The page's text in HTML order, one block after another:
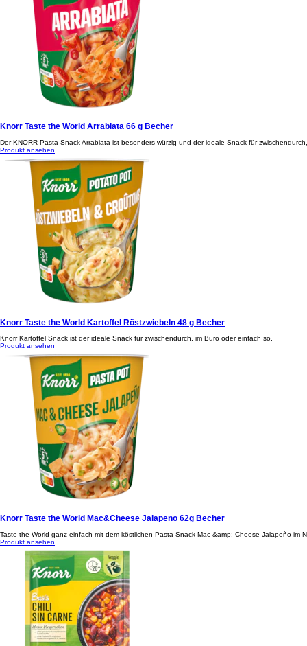
Knorr Taste the World Arrabiata 66 g Becher
Der KNORR Pasta Snack Arrabiata ist besonders würzig und der ideale Snack für
Produkt ansehen
Knorr Taste the World Kartoffel Röstzwiebeln 48 g Becher
Knorr Kartoffel Snack ist der ideale Snack für zwischendurch, im Büro oder einfach so.
Produkt ansehen
Knorr Taste the World Mac&Cheese Jalapeno 62g Becher
Taste the World ganz einfach mit dem köstlichen Pasta Snack Mac &amp; Cheese Jalapeño
Produkt ansehen